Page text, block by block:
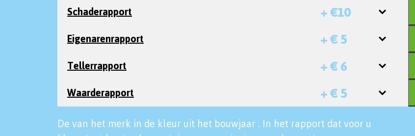
Schaderapport + €10
Eigenarenrapport + € 5
Tellerrapport + € 6
Waarderapport + € 5
De van het merk in de kleur uit het bouwjaar . In het rapport dat voor u